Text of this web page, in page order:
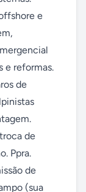
e
e reformas.
de
de
Ppra.
de
(sua